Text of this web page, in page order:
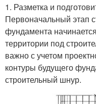
1. Разметка и
Первоначальный этап
фундамента
территории под
важно с учетом
контуры будущего
строительный шнур.